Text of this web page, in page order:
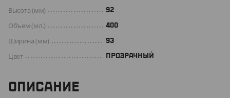
Высота (мм) 92
Объем (мл.) 400
Ширина (мм) 93
Цвет ПРОЗРАЧНЫЙ
ОПИСАНИЕ